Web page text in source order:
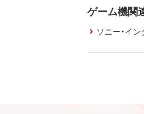
ゲーム機関
ソニー・イ